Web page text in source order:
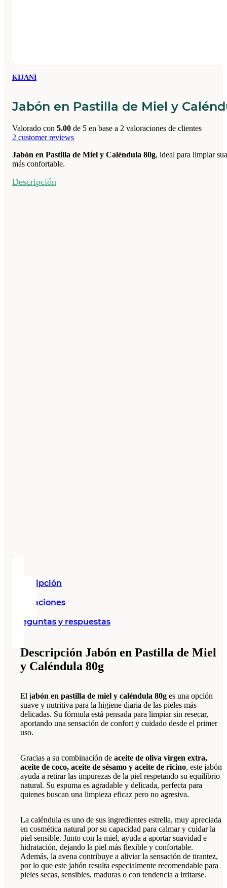
KIJANI
Jabón en Pastilla de Miel y
Valorado con 5.00 de 5 en base a 2 valoraciones de clientes
2 customer reviews
Jabón en Pastilla de Miel y Caléndula 80g, ideal para limpiar
más confortable.
Descripción
Descripción
Valoraciones
Preguntas y respuestas
Descripción Jabón en Pastilla de Miel
y Caléndula 80g
El jabón en pastilla de miel y caléndula 80g es una opción
suave y nutritiva para la higiene diaria de las pieles más
delicadas. Su fórmula está pensada para limpiar sin resecar,
aportando una sensación de confort y cuidado desde el primer
uso.
Gracias a su combinación de aceite de oliva virgen extra,
aceite de coco, aceite de sésamo y aceite de ricino, este jabón
ayuda a retirar las impurezas de la piel respetando su equilibrio
natural. Su espuma es agradable y delicada, perfecta para
quienes buscan una limpieza eficaz pero no agresiva.
La caléndula es uno de sus ingredientes estrella, muy apreciada
en cosmética natural por su capacidad para calmar y cuidar la
piel sensible. Junto con la miel, ayuda a aportar suavidad e
hidratación, dejando la piel más flexible y confortable.
Además, la avena contribuye a aliviar la sensación de tirantez,
por lo que este jabón resulta especialmente recomendable para
pieles secas, sensibles, maduras o con tendencia a irritarse.